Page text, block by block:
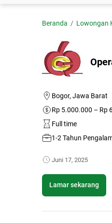
Beranda Lowongan
Bogor, Jawa Barat
Rp 5.000.000 – Rp
Full time
1-2 Tahun
Juni 17, 2025
Lamar sekarang